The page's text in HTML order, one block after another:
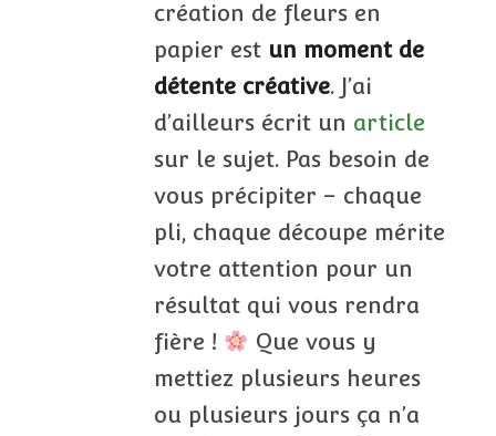
création de fleurs en
papier est un moment de
détente créative. J’ai
d’ailleurs écrit un article
sur le sujet. Pas besoin de
vous précipiter – chaque
pli, chaque découpe mérite
votre attention pour un
résultat qui vous rendra
fière !
Que vous y
mettiez plusieurs heures
ou plusieurs jours ça n’a